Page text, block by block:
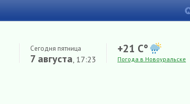
Сегодня пятница
7 августа, 17:23
+21 C°
Погода в Новоуральске